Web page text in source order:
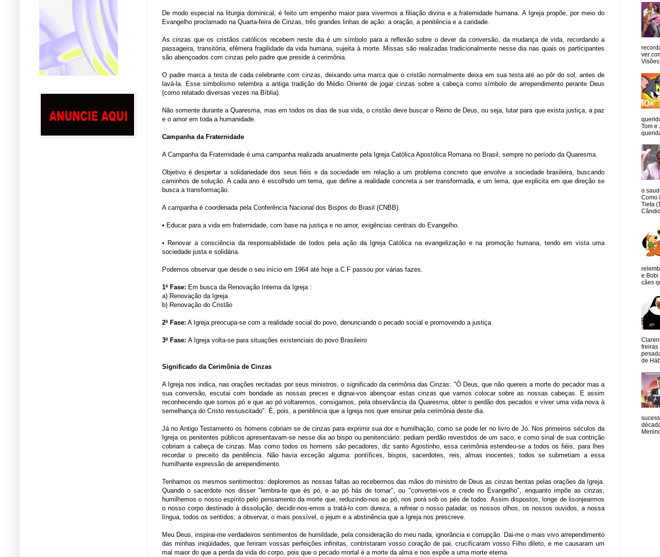
De modo especial na liturgia dominical, é feito um empenho maior para vivermos a filiação divina e a fraternidade humana.A Igreja propõe, por meio do
Evangelho proclamado na Quarta-feira de Cinzas, três grandes linhas de ação: a oração, a penitência e a caridade.
As cinzas que os cristãos católicos recebem neste dia é um símbolo para a reflexão sobre o dever da conversão, da mudança de vida, recordando a
passageira, transitória, efêmera fragilidade da vida humana, sujeita à morte. Missas são realizadas tradicionalmente nesse dia nas quais os participantes
são abençoados com cinzas pelo padre que preside à cerimônia.
O padre marca a testa de cada celebrante com cinzas, deixando uma marca que o cristão normalmente deixa em sua testa até ao pôr do sol, antes de
lavá-la. Esse simbolismo relembra a antiga tradição do Médio Oriente de jogar cinzas sobre a cabeça como símbolo de arrependimento perante Deus
(como relatado diversas vezes na Bíblia).
Não somente durante a Quaresma, mas em todos os dias de sua vida, o cristão deve buscar o Reino de Deus, ou seja, lutar para que exista justiça, a paz
e o amor em toda a humanidade.
Campanha da Fraternidade
A Campanha da Fraternidade é uma campanha realizada anualmente pela Igreja Católica Apostólica Romana no Brasil, sempre no período da Quaresma.
Objetivo é despertar a solidariedade dos seus fiéis e da sociedade em relação a um problema concreto que envolve a sociedade brasileira, buscando
caminhos de solução. A cada ano é escolhido um tema, que define a realidade concreta a ser transformada, e um lema, que explicita em que direção se
busca a transformação.
A campanha é coordenada pela Conferência Nacional dos Bispos do Brasil (CNBB).
• Educar para a vida em fraternidade, com base na justiça e no amor, exigências centrais do Evangelho.
• Renovar a consciência da responsabilidade de todos pela ação da Igreja Católica na evangelização e na promoção humana, tendo em vista uma
sociedade justa e solidária.
Podemos observar que desde o seu início em 1964 até hoje a C.F passou por várias fazes.
1ª Fase: Em busca da Renovação Interna da Igreja :
a) Renovação da Igreja
b) Renovação do Cristão
2ª Fase: A Igreja preocupa-se com a realidade social do povo, denunciando o pecado social e promovendo a justiça
3ª Fase: A Igreja volta-se para situações existenciais do povo Brasileiro
Significado da Cerimônia de Cinzas
A Igreja nos indica, nas orações recitadas por seus ministros, o significado da cerimônia das Cinzas: "Ó Deus, que não quereis a morte do pecador mas a
sua conversão, escutai com bondade as nossas preces e dignai-vos abençoar estas cinzas que vamos colocar sobre as nossas cabeças. E assim
reconhecendo que somos pó e que ao pó voltaremos, consigamos, pela observância da Quaresma, obter o perdão dos pecados e viver uma vida nova à
semelhança do Cristo ressuscitado". É, pois, a penitência que a Igreja nos quer ensinar pela cerimônia deste dia.
Já no Antigo Testamento os homens cobriam se de cinzas para exprimir sua dor e humilhação, como se pode ler no livro de Jó. Nos primeiros séculos da
Igreja os penitentes públicos apresentavam-se nesse dia ao bispo ou penitenciário: pediam perdão revestidos de um saco, e como sinal de sua contrição
cobriam a cabeça de cinzas. Mas como todos os homens são pecadores, diz santo Agostinho, essa cerimônia estendeu-se a todos os fiéis, para lhes
recordar o preceito da penitência. Não havia exceção alguma: pontífices, bispos, sacerdotes, reis, almas inocentes, todos se submetiam a essa
humilhante expressão de arrependimento.
Tenhamos os mesmos sentimentos: deploremos as nossas faltas ao recebermos das mãos do ministro de Deus as cinzas bentas pelas orações da Igreja.
Quando o sacerdote nos disser "lembra-te que és pó, e ao pó hás de tornar", ou "convertei-vos e crede no Evangelho", enquanto impõe as cinzas,
humilhemos o nosso espírito pelo pensamento da morte que, reduzindo-nos ao pó, nos porá sob os pés de todos. Assim dispostos, longe de lisonjearmos
o nosso corpo destinado à dissolução, decidir-nos-emos a tratá-lo com dureza, a refrear o nosso paladar, os nossos olhos, os nossos ouvidos, a nossa
língua, todos os sentidos; a observar, o mais possível, o jejum e a abstinência que a Igreja nos prescreve.
Meu Deus, inspirai-me verdadeiros sentimentos de humildade, pela consideração do meu nada, ignorância e corrupção. Dai-me o mais vivo arrependimento
das minhas iniqüidades, que feriram vossas perfeições infinitas, contristaram vosso coração de pai, crucificaram vosso Filho dileto, e me causaram um
mal maior do que a perda da vida do corpo, pois que o pecado mortal é a morte da alma e nos expõe a uma morte eterna.
ver
Tom e
o
Como
Tieta
e Bobi
cães
freiras
de